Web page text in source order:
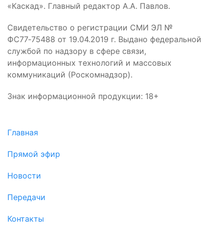
«Каскад». Главный редактор А.А. Павлов.
Свидетельство о регистрации СМИ ЭЛ №
ФС77‑75488 от 19.04.2019 г. Выдано федеральной
службой по надзору в сфере связи,
информационных технологий и массовых
коммуникаций (Роскомнадзор).
Знак информационной продукции: 18+
Главная
Прямой эфир
Новости
Передачи
Контакты